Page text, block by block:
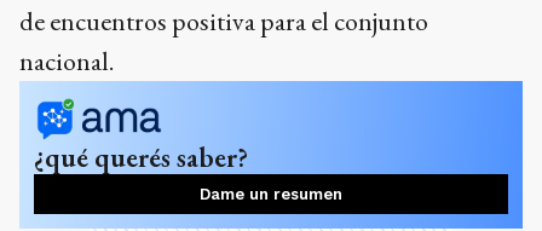
de encuentros positiva para el conjunto
nacional.
¿qué querés saber?
Dame un resumen